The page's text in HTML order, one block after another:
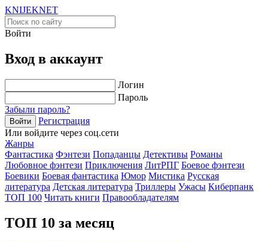
KNIJEKNET
Войти
Вход в аккаунт
Логин
Пароль
Забыли пароль?
Войти
Регистрация
Или войдите через соц.сети
Жанры
Фантастика Фэнтези Попаданцы Детективы Романы
Любовное фэнтези Приключения ЛитРПГ Боевое фэнтези
Боевики Боевая фантастика Юмор Мистика Русская
литература Детская литература Триллеры Ужасы Киберпанк
ТОП 100 Читать книги Правообладателям
ТОП 10 за месяц